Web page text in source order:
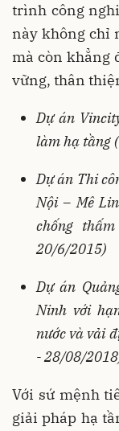
trình công
này không chỉ
mà còn khẳng
vững, thân
Dự án
làm hạ tầng
Dự án Thi
Nội – Mê
chống
20/6/2015)
Dự án
Ninh với
nước và vải
- 28/08/
Với sứ mệnh
giải pháp hạ